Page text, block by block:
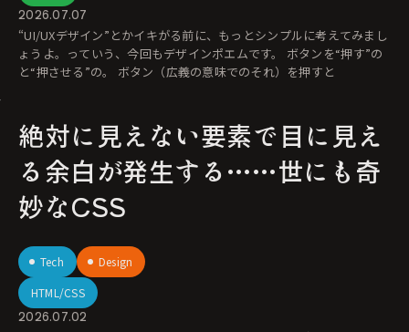
2026.07.07
“UI/UXデザイン”とかイキがる前に、もっとシンプルに考えてみまし
ょうよ。っていう、今回もデザインポエムです。 ボタンを“押す”の
と“押させる”の。 ボタン（広義の意味でのそれ）を押すと
絶対に見えない要素で目に見え
る余白が発生する……世にも奇
妙なCSS
Tech
Design
HTML/CSS
2026.07.02